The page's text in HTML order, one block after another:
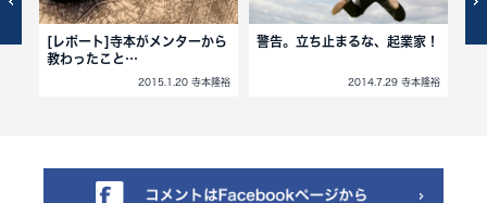
[レポート]寺本がメンターから
教わったこと…
2015.1.20 寺本隆裕
警告。立ち止まるな、起業家！
2014.7.29 寺本隆裕